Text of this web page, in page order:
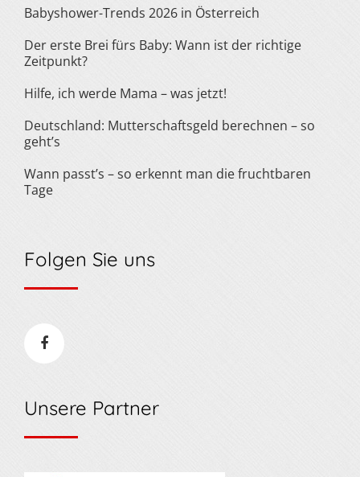
Babyshower-Trends 2026 in Österreich
Der erste Brei fürs Baby: Wann ist der richtige
Zeitpunkt?
Hilfe, ich werde Mama – was jetzt!
Deutschland: Mutterschaftsgeld berechnen – so
geht’s
Wann passt’s – so erkennt man die fruchtbaren
Tage
Folgen Sie uns
Unsere Partner